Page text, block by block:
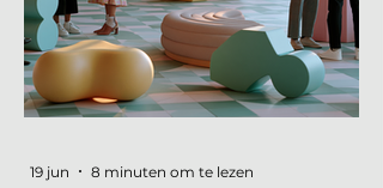
beweegt. De presale is gestart en
er zijn vijftig tickets beschikbaar
voor 75 euro, daarna gaat de prijs
naar 125 euro. De Interieur Future
november en de presale is